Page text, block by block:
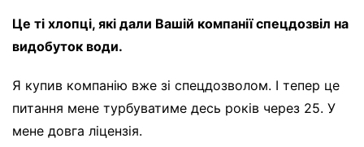
Це ті хлопці, які дали Вашій компанії спецдозвіл на
видобуток води.
Я купив компанію вже зі спецдозволом. І тепер це
питання мене турбуватиме десь років через 25. У
мене довга ліцензія.